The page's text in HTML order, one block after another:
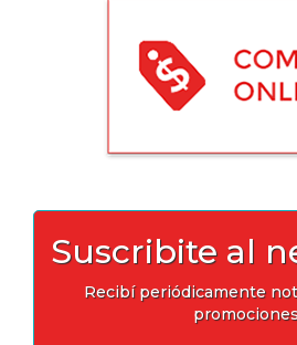
Suscribite al
Recibí periódicamente